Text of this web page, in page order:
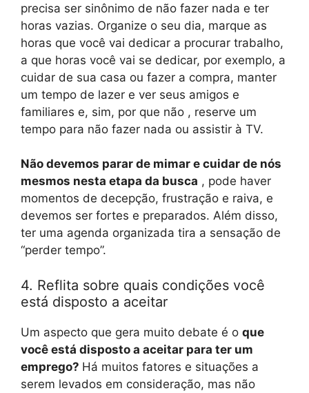
precisa ser sinônimo de não fazer nada e ter
horas vazias. Organize o seu dia, marque as
horas que você vai dedicar a procurar trabalho,
a que horas você vai se dedicar, por exemplo, a
cuidar de sua casa ou fazer a compra, manter
um tempo de lazer e ver seus amigos e
familiares e, sim, por que não , reserve um
tempo para não fazer nada ou assistir à TV.
Não devemos parar de mimar e cuidar de nós
mesmos nesta etapa da busca , pode haver
momentos de decepção, frustração e raiva, e
devemos ser fortes e preparados. Além disso,
ter uma agenda organizada tira a sensação de
“perder tempo”.
4. Reflita sobre quais condições você
está disposto a aceitar
Um aspecto que gera muito debate é o que
você está disposto a aceitar para ter um
emprego? Há muitos fatores e situações a
serem levados em consideração, mas não